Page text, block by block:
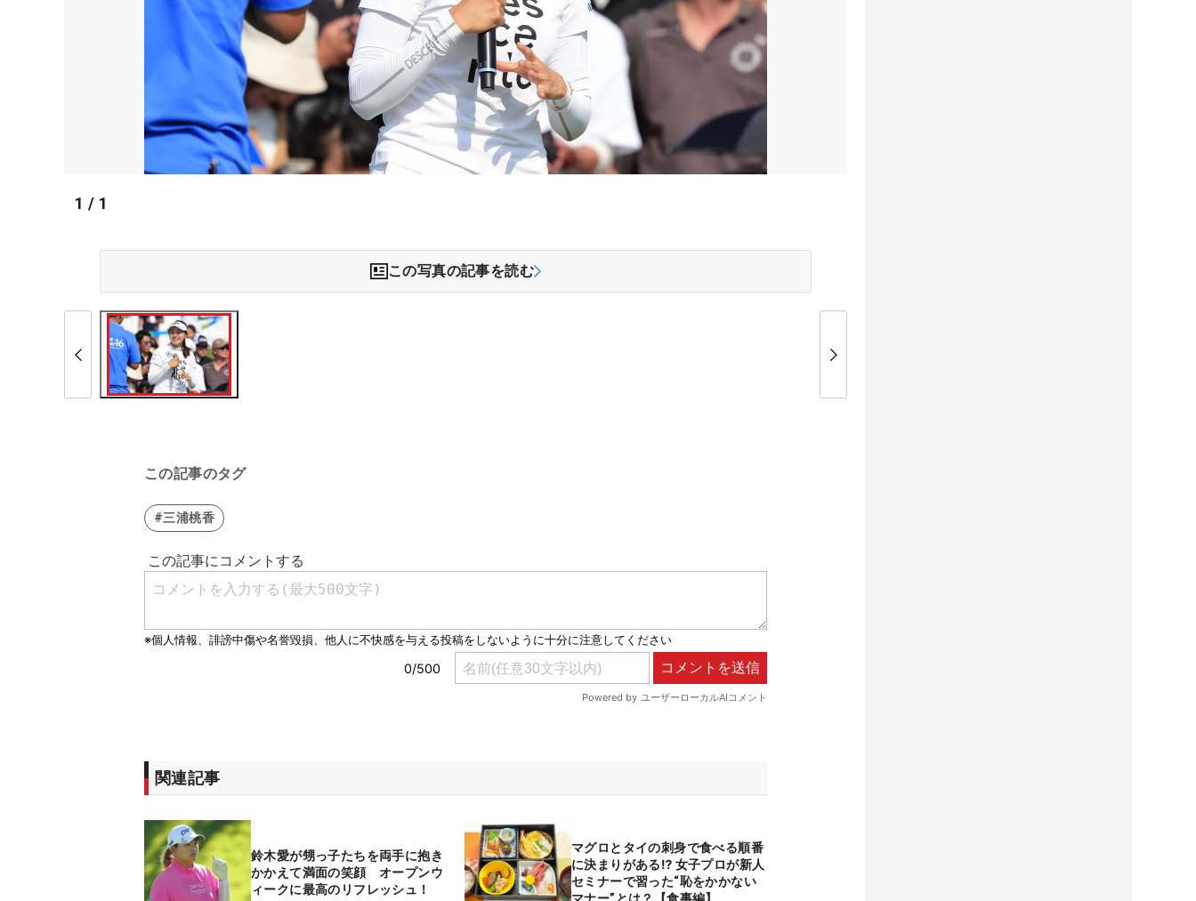
1 / 1
この写真の記事を読む
この記事のタグ
#三浦桃香
関連記事
鈴木愛が甥っ子たちを両手に抱き
かかえて満面の笑顔 オープンウ
ィークに最高のリフレッシュ！
マグロとタイの刺身で食べる順番
に決まりがある⁉ 女子プロが新人
セミナーで習った“恥をかかない